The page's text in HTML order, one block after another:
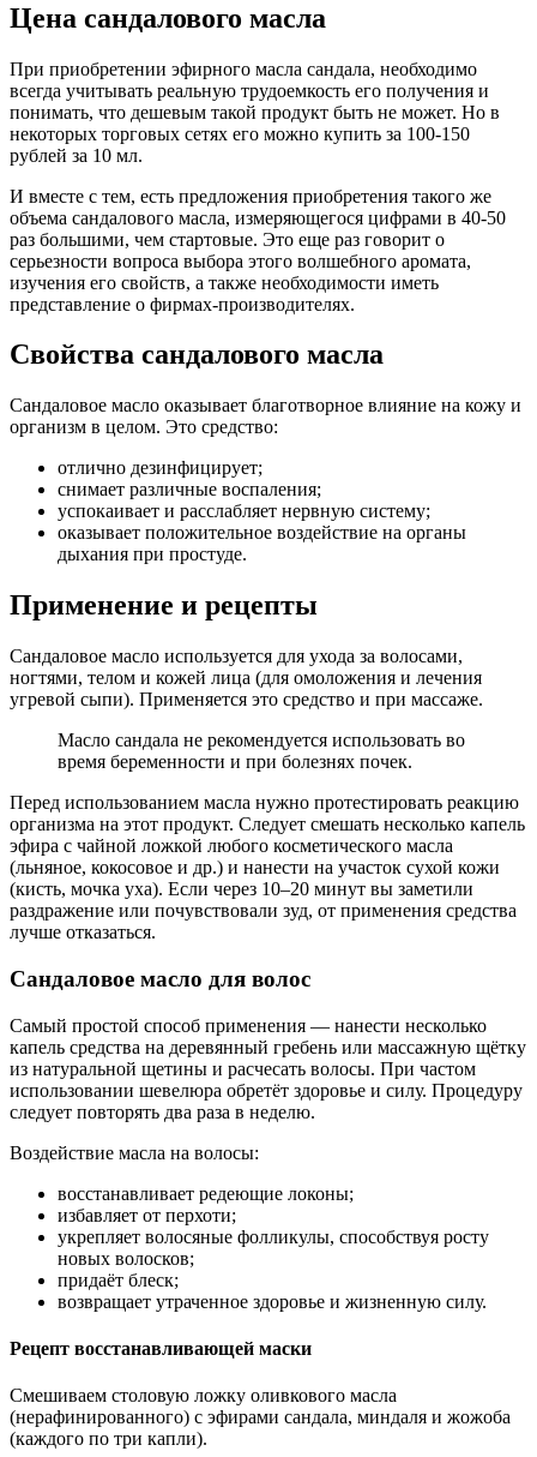
Цена сандалового масла
При приобретении эфирного масла сандала, необходимо
всегда учитывать реальную трудоемкость его получения и
понимать, что дешевым такой продукт быть не может. Но в
некоторых торговых сетях его можно купить за 100-150
рублей за 10 мл.
И вместе с тем, есть предложения приобретения такого же
объема сандалового масла, измеряющегося цифрами в 40-50
раз большими, чем стартовые. Это еще раз говорит о
серьезности вопроса выбора этого волшебного аромата,
изучения его свойств, а также необходимости иметь
представление о фирмах-производителях.
Свойства сандалового масла
Сандаловое масло оказывает благотворное влияние на кожу и
организм в целом. Это средство:
отлично дезинфицирует;
снимает различные воспаления;
успокаивает и расслабляет нервную систему;
оказывает положительное воздействие на органы
дыхания при простуде.
Применение и рецепты
Сандаловое масло используется для ухода за волосами,
ногтями, телом и кожей лица (для омоложения и лечения
угревой сыпи). Применяется это средство и при массаже.
Масло сандала не рекомендуется использовать во
время беременности и при болезнях почек.
Перед использованием масла нужно протестировать реакцию
организма на этот продукт. Следует смешать несколько капель
эфира с чайной ложкой любого косметического масла
(льняное, кокосовое и др.) и нанести на участок сухой кожи
(кисть, мочка уха). Если через 10–20 минут вы заметили
раздражение или почувствовали зуд, от применения средства
лучше отказаться.
Сандаловое масло для волос
Самый простой способ применения — нанести несколько
капель средства на деревянный гребень или массажную щётку
из натуральной щетины и расчесать волосы. При частом
использовании шевелюра обретёт здоровье и силу. Процедуру
следует повторять два раза в неделю.
Воздействие масла на волосы:
восстанавливает редеющие локоны;
избавляет от перхоти;
укрепляет волосяные фолликулы, способствуя росту
новых волосков;
придаёт блеск;
возвращает утраченное здоровье и жизненную силу.
Рецепт восстанавливающей маски
Смешиваем столовую ложку оливкового масла
(нерафинированного) с эфирами сандала, миндаля и жожоба
(каждого по три капли).